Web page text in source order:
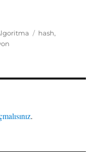
Etiketler
hash,
.